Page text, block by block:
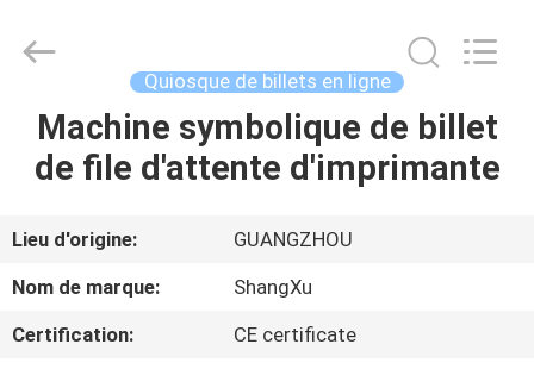
MAISON
AU
SUJET
Co.,Ltd.
Developed
Quiosque de billets en ligne
Machine symbolique de billet
de file d'attente d'imprimante
Lieu d'origine:
GUANGZHOU
Nom de marque:
ShangXu
Certification:
CE certificate